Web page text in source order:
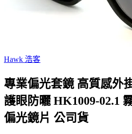
Hawk 浩客
專業偏光套鏡 高質感外
護眼防曬 HK1009-02.1
偏光鏡片 公司貨